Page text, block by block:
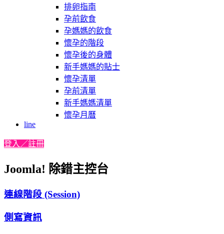
排卵指南
孕前飲食
孕媽媽的飲食
懷孕的階段
懷孕後的身體
新手媽媽的貼士
懷孕清單
孕前清單
新手媽媽清單
懷孕月曆
line
登入／註冊
Joomla! 除錯主控台
連線階段 (Session)
側寫資訊